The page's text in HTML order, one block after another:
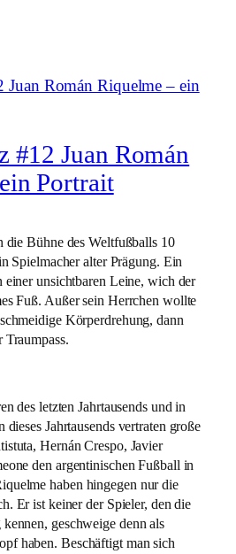
#12 Juan Román
Portrait
die Bühne des Weltfußballs 10
Spielmacher alter Prägung. Ein
einer unsichtbaren Leine, wich der
Fuß. Außer sein Herrchen wollte
Körperdrehung, dann
Traumpass.
des letzten Jahrtausends und in
Jahrtausends vertraten große
Hernán Crespo, Javier
den argentinischen Fußball in
haben hingegen nur die
Er ist keiner der Spieler, den die
geschweige denn als
haben. Beschäftigt man sich